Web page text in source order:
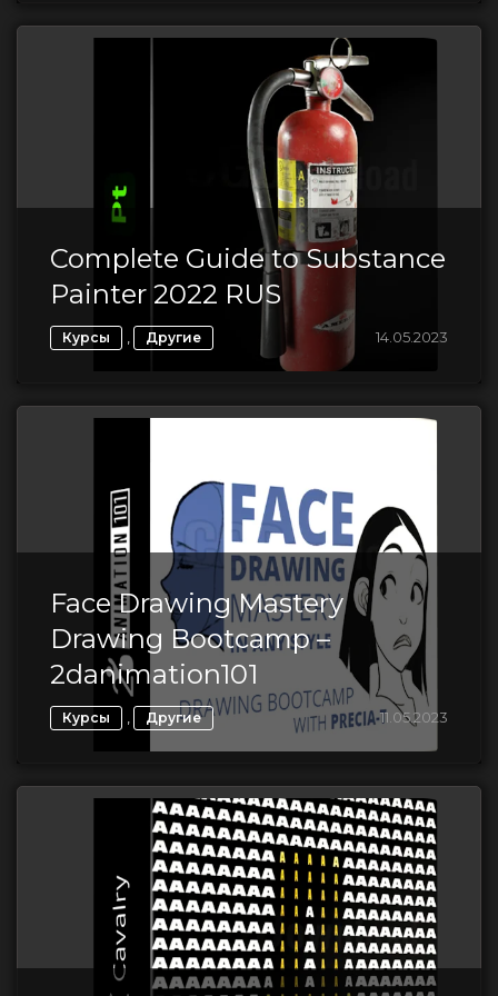
Complete Guide to Substance
Painter 2022 RUS
Курсы , Другие 14.05.2023
Face Drawing Mastery
Drawing Bootcamp –
2danimation101
Курсы , Другие 11.05.2023